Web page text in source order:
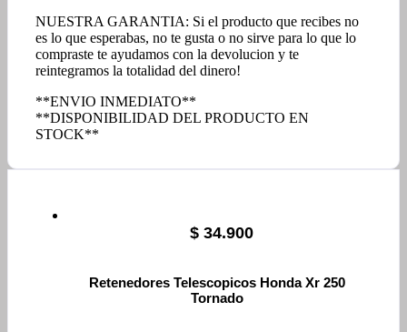
NUESTRA GARANTIA: Si el producto que recibes no
es lo que esperabas, no te gusta o no sirve para lo que lo
compraste te ayudamos con la devolucion y te
reintegramos la totalidad del dinero!
**ENVIO INMEDIATO**
**DISPONIBILIDAD DEL PRODUCTO EN
STOCK**
$ 34.900
Retenedores Telescopicos Honda Xr 250
Tornado